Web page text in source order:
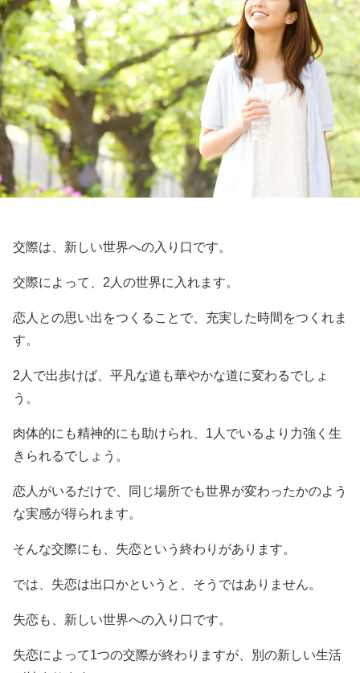
交際は、新しい世界への入り口です。
交際によって、2人の世界に入れます。
恋人との思い出をつくることで、充実した時間をつくれま
す。
2人で出歩けば、平凡な道も華やかな道に変わるでしょ
う。
肉体的にも精神的にも助けられ、1人でいるより力強く生
きられるでしょう。
恋人がいるだけで、同じ場所でも世界が変わったかのよう
な実感が得られます。
そんな交際にも、失恋という終わりがあります。
では、失恋は出口かというと、そうではありません。
失恋も、新しい世界への入り口です。
失恋によって1つの交際が終わりますが、別の新しい生活